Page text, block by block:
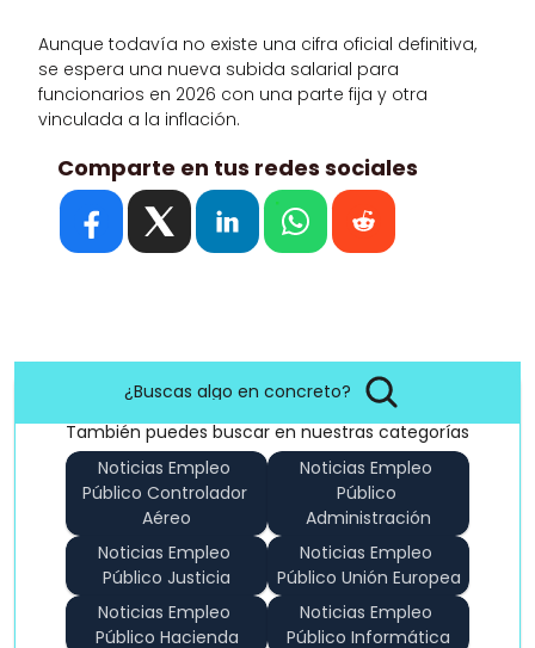
Aunque todavía no existe una cifra oficial definitiva,
se espera una nueva subida salarial para
funcionarios en 2026 con una parte fija y otra
vinculada a la inflación.
Comparte en tus redes sociales
¿Buscas algo en concreto?
También puedes buscar en nuestras categorías
Noticias Empleo
Público Controlador
Aéreo
Noticias Empleo
Público
Administración
Noticias Empleo
Público Justicia
Noticias Empleo
Público Unión Europea
Noticias Empleo
Público Hacienda
Noticias Empleo
Público Informática